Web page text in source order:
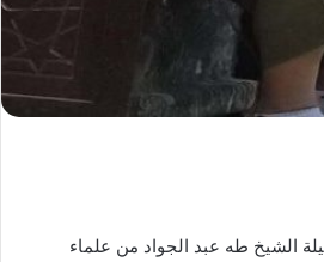
الشيخ طه عبد الجواد من علماء